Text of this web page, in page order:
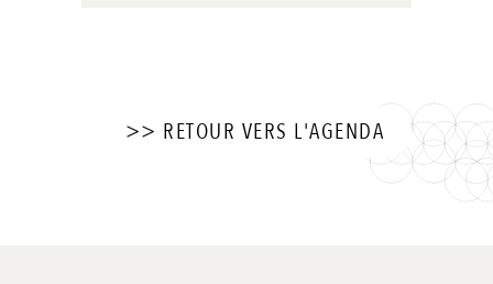
>> RETOUR VERS L'AGENDA